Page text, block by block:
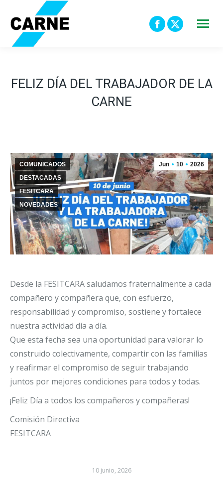
Facebook
in
X
in
FELIZ DÍA DEL TRABAJADOR DE LA
CARNE
Jun 10 2026
COMUNICADOS
DESTACADAS
FESITCARA
NOVEDADES
Desde la FESITCARA saludamos fraternalmente a cada
compañero y compañera que, con esfuerzo,
responsabilidad y compromiso, sostiene y fortalece
nuestra actividad día a día.
Que esta fecha sea una oportunidad para valorar lo
construido colectivamente, compartir con las familias
y reafirmar el compromiso de seguir trabajando
juntos por mejores condiciones para todos y todas.
¡Feliz Día a todos los compañeros y compañeras!
Comisión Directiva
FESITCARA
10 junio, 2026